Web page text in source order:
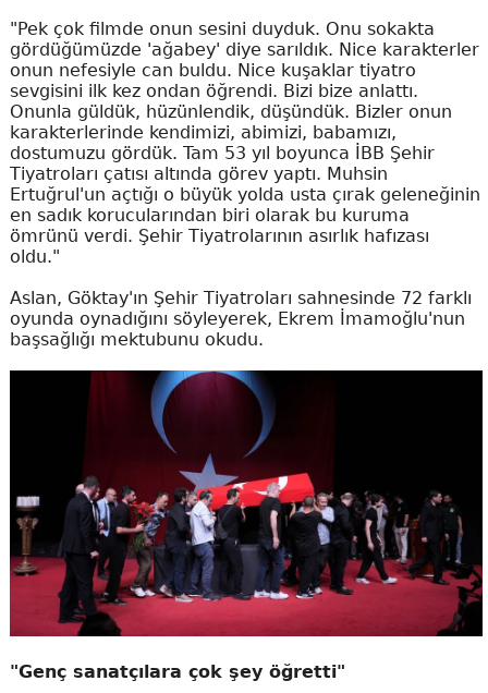
"Pek çok filmde onun sesini duyduk. Onu sokakta
gördüğümüzde 'ağabey' diye sarıldık. Nice karakterler
onun nefesiyle can buldu. Nice kuşaklar tiyatro
sevgisini ilk kez ondan öğrendi. Bizi bize anlattı.
Onunla güldük, hüzünlendik, düşündük. Bizler onun
karakterlerinde kendimizi, abimizi, babamızı,
dostumuzu gördük. Tam 53 yıl boyunca İBB Şehir
Tiyatroları çatısı altında görev yaptı. Muhsin
Ertuğrul'un açtığı o büyük yolda usta çırak geleneğinin
en sadık korucularından biri olarak bu kuruma
ömrünü verdi. Şehir Tiyatrolarının asırlık hafızası
oldu."
Aslan, Göktay'ın Şehir Tiyatroları sahnesinde 72 farklı
oyunda oynadığını söyleyerek, Ekrem İmamoğlu'nun
başsağlığı mektubunu okudu.
"Genç sanatçılara çok şey öğretti"